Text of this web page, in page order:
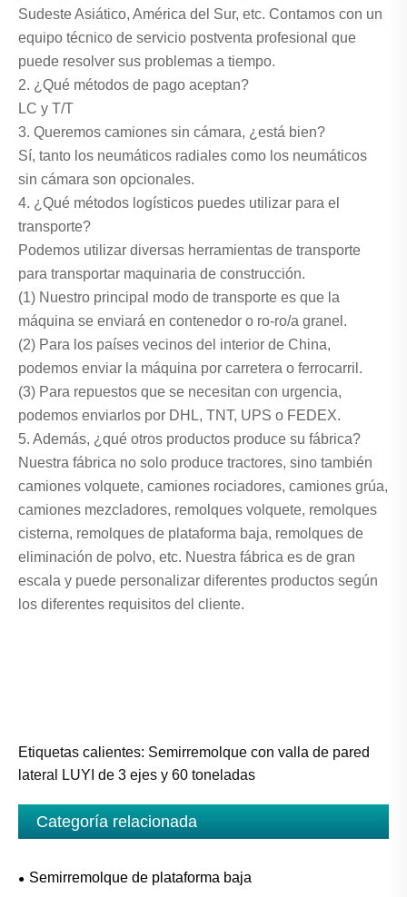
Sudeste Asiático, América del Sur, etc. Contamos con un
equipo técnico de servicio postventa profesional que
puede resolver sus problemas a tiempo.
2. ¿Qué métodos de pago aceptan?
LC y T/T
3. Queremos camiones sin cámara, ¿está bien?
Sí, tanto los neumáticos radiales como los neumáticos
sin cámara son opcionales.
4. ¿Qué métodos logísticos puedes utilizar para el
transporte?
Podemos utilizar diversas herramientas de transporte
para transportar maquinaria de construcción.
(1) Nuestro principal modo de transporte es que la
máquina se enviará en contenedor o ro-ro/a granel.
(2) Para los países vecinos del interior de China,
podemos enviar la máquina por carretera o ferrocarril.
(3) Para repuestos que se necesitan con urgencia,
podemos enviarlos por DHL, TNT, UPS o FEDEX.
5. Además, ¿qué otros productos produce su fábrica?
Nuestra fábrica no solo produce tractores, sino también
camiones volquete, camiones rociadores, camiones grúa,
camiones mezcladores, remolques volquete, remolques
cisterna, remolques de plataforma baja, remolques de
eliminación de polvo, etc. Nuestra fábrica es de gran
escala y puede personalizar diferentes productos según
los diferentes requisitos del cliente.
Etiquetas calientes: Semirremolque con valla de pared
lateral LUYI de 3 ejes y 60 toneladas
Categoría relacionada
Semirremolque de plataforma baja